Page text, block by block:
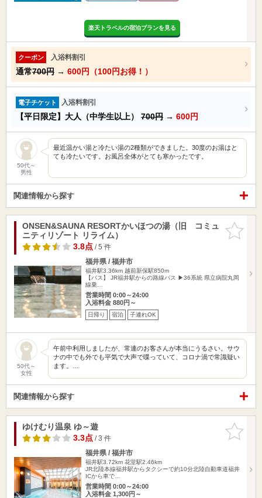
楽天トラベルの宿泊プランを見る
クーポン 入浴料割引
通常700円 → 600円（100円お得！）
電子チケット 入浴料割引
【平日限定】大人（中学生以上） 700円 → 600円
50代～
男性
最近温かい湯と冷たい湯の2種類ができました。30度のお湯はと
ても冷たいです。お風呂全体がとても寒かったです。
関連情報から探す
お気に入
りに追加
ONSEN&SAUNA RESORTかいほつの湯（旧 コミュ
ニティリゾート リライム）
3.8点/ 5 件
福井県 / 福井市
福井駅3.36km 越前新保駅850m
【バス】 JR福井駅からの路線バス ▶36系統 県立病院丸岡
線乗…
営業時間 0:00～24:00
入浴料金 880円～
日帰り 宿泊 子連れOK
50代～
女性
午前中利用しましたが、常連のお客さんが本当にうるさい。サウ
ナの中でも外でも平気で大声で喋っていて、コロナ渦で常識疑い
ます。…
関連情報から探す
お気に入
りに追加
ゆけむり温泉 ゆ～遊
3.3点/ 3 件
福井県 / 福井市
福井駅3.72km 花堂駅2.46km
JR北陸本線福井駅からタクシーで約10分北陸自動車道福井
ICから車で…
営業時間 0:00～24:00
入浴料金 1,300円～